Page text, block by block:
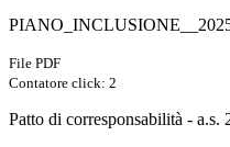
File PDF
Contatore click: 2
Patto di corresponsabilità - a.s.